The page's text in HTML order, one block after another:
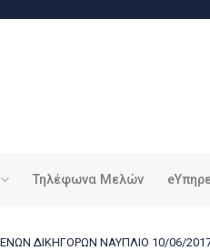
Τηλέφωνα Μελών
ΔΙΚΗΓΟΡΩΝ ΝΑΥΠΛΙΟ 10/06/